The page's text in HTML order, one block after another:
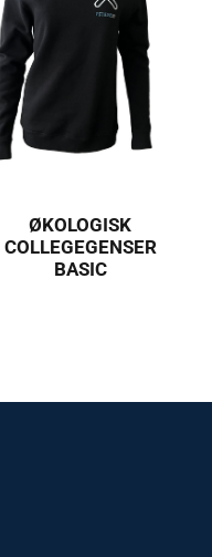
ØKOLOGISK
COLLEGEGENSER
BASIC